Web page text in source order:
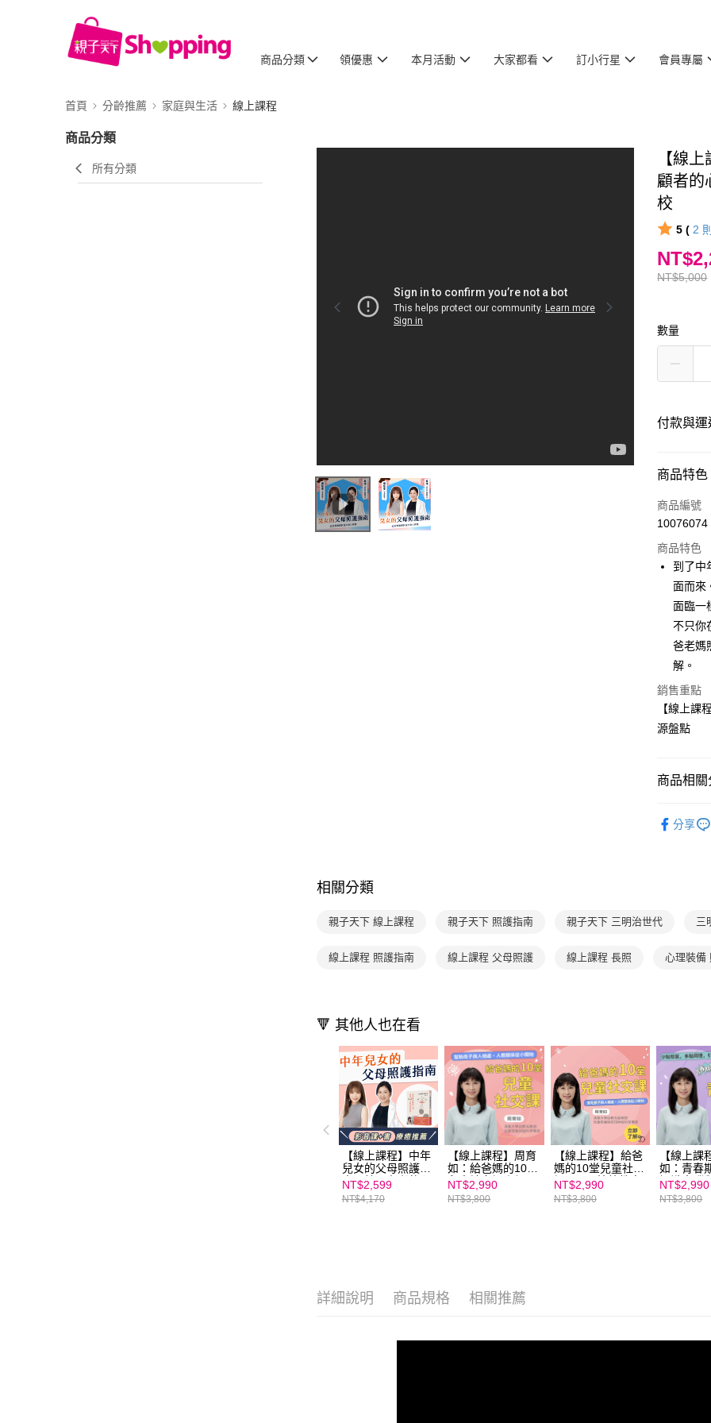
商品分類 領優惠 本月活動 大家都看 訂小行星 會員專屬
首頁 分齡推薦 家庭與生活 線上課程
商品分類
所有分類
【線
顧者的
校
5 ( 2
NT$5,000
數量
付款與
付款方式
信用卡一
運送方式
數位發送
免運費
商品特色
商品編號
10076074
商品特色
到了中
面而來
面臨一
不只你
爸老媽
解。
銷售重點
【線上課
源盤點
商品相關
分享
相關分類
親子天下 線上課程 親子天下 照護指南 親子天下 三明治世代 三
線上課程 照護指南 線上課程 父母照護 線上課程 長照 心理裝備
🔻 其他人也在看
【線上課程】中年
兒女的父母照護指
南：給照顧者的心
理裝備和資源盤點
｜親子家庭嚴選館
NT$2,599
NT$4,170
【線上課程】周育
如：給爸媽的10堂
兒童社交課｜親子
天下線上學校
NT$2,990
NT$3,800
【線上課程】給爸
媽的10堂兒童社交
課★SEL情緒教育
推薦
NT$2,990
NT$3,800
【線上課
如：青春
認識大腦
展，陪伴
青春期風
NT$2,990
NT$3,800
詳細說明 商品規格 相關推薦